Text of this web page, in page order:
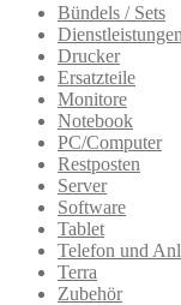
Bündels / Sets
Dienstleistungen
Drucker
Ersatzteile
Monitore
Notebook
PC/Computer
Restposten
Server
Software
Tablet
Telefon und
Terra
Zubehör